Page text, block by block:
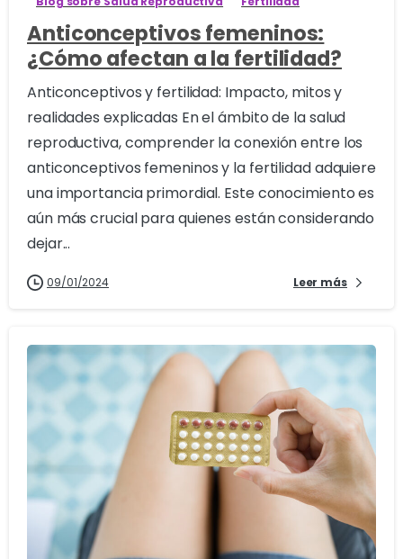
Anticonceptivos femeninos:
¿Cómo afectan a la fertilidad?
Anticonceptivos y fertilidad: Impacto, mitos y
realidades explicadas En el ámbito de la salud
reproductiva, comprender la conexión entre los
anticonceptivos femeninos y la fertilidad adquiere
una importancia primordial. Este conocimiento es
aún más crucial para quienes están considerando
dejar...
09/01/2024 Leer más